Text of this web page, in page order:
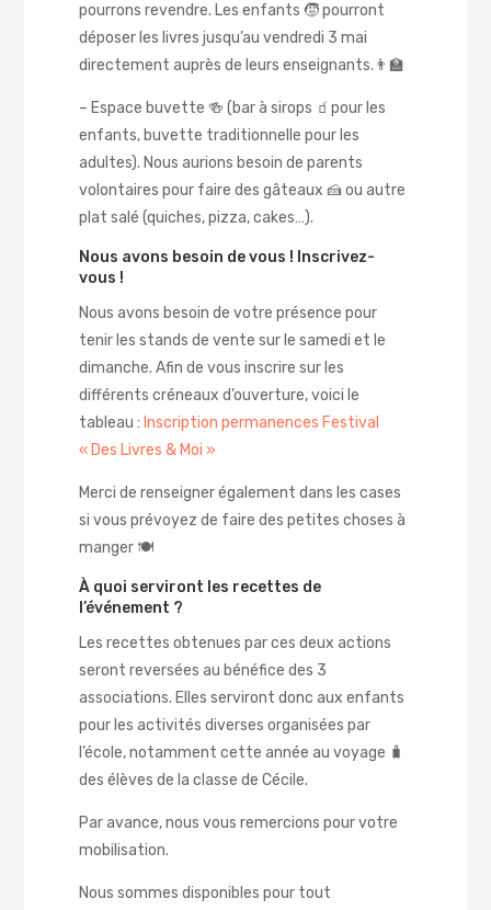
pourrons revendre. Les enfants 🧒 pourront
déposer les livres jusqu’au vendredi 3 mai
directement auprès de leurs enseignants.👨‍🏫
– Espace buvette 🍻 (bar à sirops 🧃pour les
enfants, buvette traditionnelle pour les
adultes). Nous aurions besoin de parents
volontaires pour faire des gâteaux 🍰 ou autre
plat salé (quiches, pizza, cakes…).
Nous avons besoin de vous ! Inscrivez-
vous !
Nous avons besoin de votre présence pour
tenir les stands de vente sur le samedi et le
dimanche. Afin de vous inscrire sur les
différents créneaux d’ouverture, voici le
tableau : Inscription permanences Festival
« Des Livres & Moi »
Merci de renseigner également dans les cases
si vous prévoyez de faire des petites choses à
manger 🍽️
À quoi serviront les recettes de
l’événement ?
Les recettes obtenues par ces deux actions
seront reversées au bénéfice des 3
associations. Elles serviront donc aux enfants
pour les activités diverses organisées par
l’école, notamment cette année au voyage 🧳
des élèves de la classe de Cécile.
Par avance, nous vous remercions pour votre
mobilisation.
Nous sommes disponibles pour tout